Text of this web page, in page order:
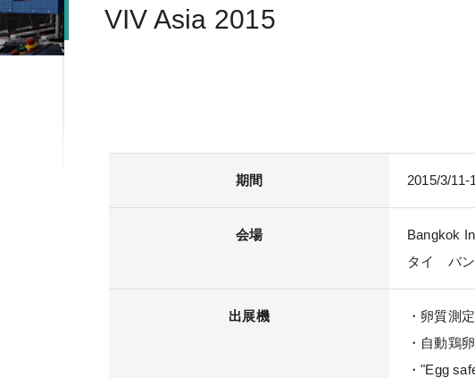
VIV Asia 2015
期間 2015/3/11-
会場
Bangkok
タイ バン
出展機
・卵質測
・自動鶏
・"Egg